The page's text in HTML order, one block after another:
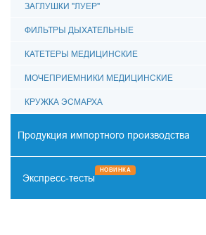
ЗАГЛУШКИ "ЛУЕР"
ФИЛЬТРЫ ДЫХАТЕЛЬНЫЕ
КАТЕТЕРЫ МЕДИЦИНСКИЕ
МОЧЕПРИЕМНИКИ МЕДИЦИНСКИЕ
КРУЖКА ЭСМАРХА
Продукция импортного производства
РЕНТГЕНО-ЭНДОВАСКУЛЯРНАЯ ХИРУРГИЯ
Экспресс-тесты
НОВИНКА